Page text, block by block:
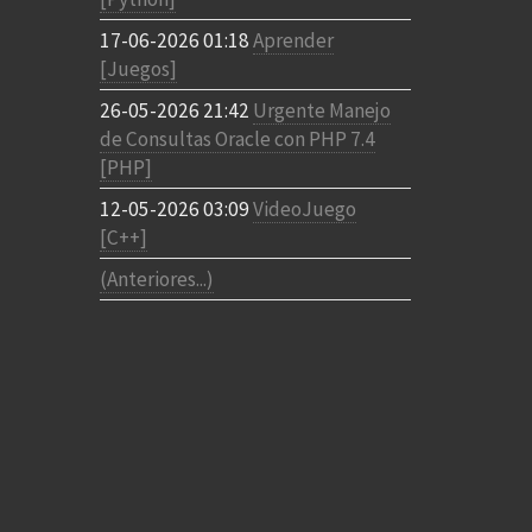
17-06-2026 01:18Aprender
[Juegos]
26-05-2026 21:42 Urgente Manejo
de Consultas Oracle con PHP 7.4
[PHP]
12-05-2026 03:09VideoJuego
[C++]
(Anteriores...)